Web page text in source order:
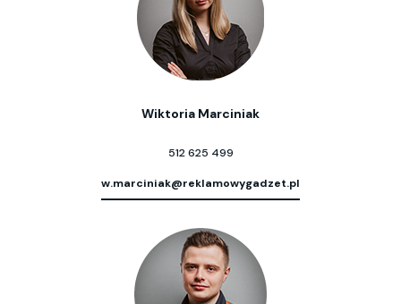
Wiktoria Marciniak
512 625 499
w.marciniak@reklamowygadzet.pl